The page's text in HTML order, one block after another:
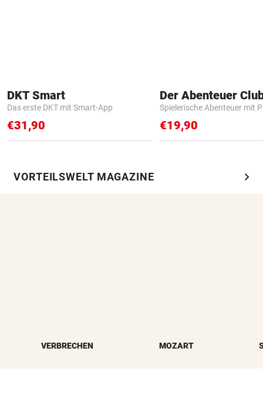
DKT Smart
Das erste DKT mit Smart-App
€31,90
Der Abenteuer
Spielerische Abenteuer mit
€19,90
VORTEILSWELT MAGAZINE chevron_right
VERBRECHEN MOZART